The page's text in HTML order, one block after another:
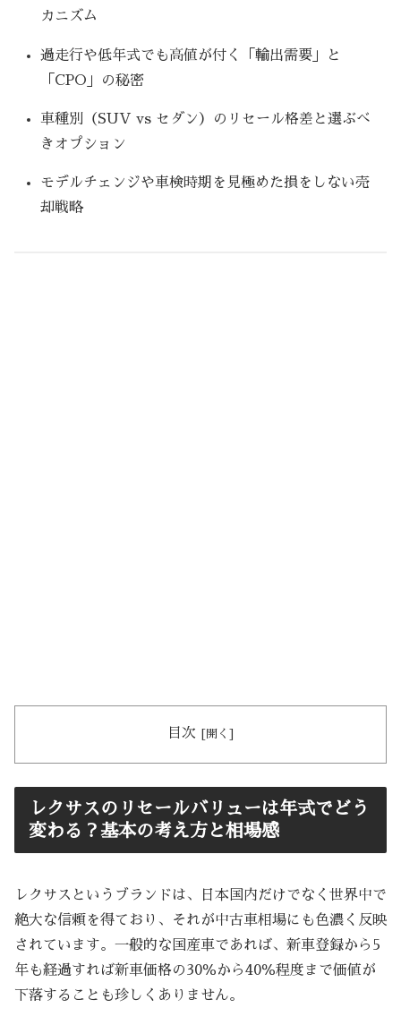
カニズム
過走行や低年式でも高値が付く「輸出需要」と
「CPO」の秘密
車種別（SUV vs セダン）のリセール格差と選ぶべ
きオプション
モデルチェンジや車検時期を見極めた損をしない売
却戦略
目次
レクサスのリセールバリューは年式でどう
変わる？基本の考え方と相場感
レクサスというブランドは、日本国内だけでなく世界中で
絶大な信頼を得ており、それが中古車相場にも色濃く反映
されています。一般的な国産車であれば、新車登録から5
年も経過すれば新車価格の30％から40％程度まで価値が
下落することも珍しくありません。